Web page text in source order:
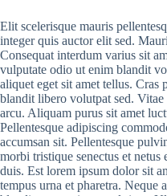
Elit scelerisque mauris
integer quis auctor elit sed.
Consequat interdum varius sit
vulputate odio ut enim blandit
aliquet eget sit amet tellus. Cras
blandit libero volutpat sed. Vitae
arcu. Aliquam purus sit amet
Pellentesque adipiscing
accumsan sit. Pellentesque
morbi tristique senectus et
duis. Est lorem ipsum dolor sit
tempus urna et pharetra. Neque